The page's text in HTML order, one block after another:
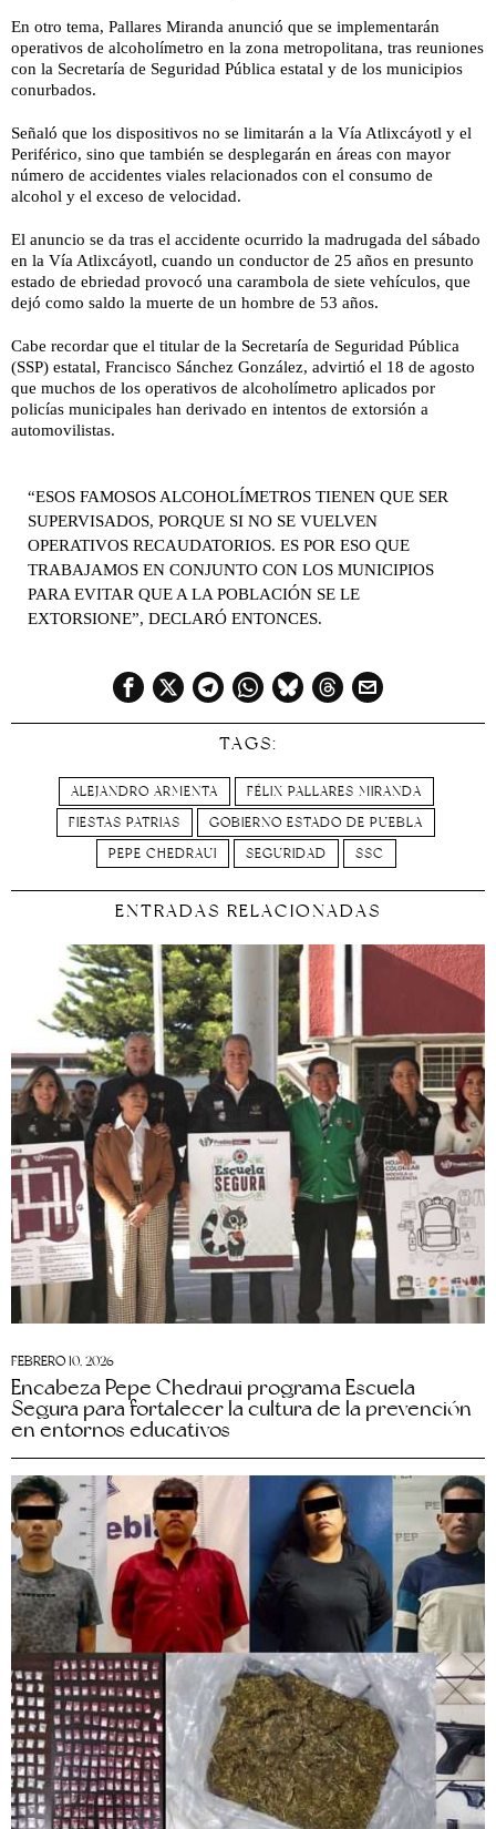
En otro tema, Pallares Miranda anunció que se implementarán
operativos de alcoholímetro en la zona metropolitana, tras reuniones
con la Secretaría de Seguridad Pública estatal y de los municipios
conurbados.
Señaló que los dispositivos no se limitarán a la Vía Atlixcáyotl y el
Periférico, sino que también se desplegarán en áreas con mayor
número de accidentes viales relacionados con el consumo de
alcohol y el exceso de velocidad.
El anuncio se da tras el accidente ocurrido la madrugada del sábado
en la Vía Atlixcáyotl, cuando un conductor de 25 años en presunto
estado de ebriedad provocó una carambola de siete vehículos, que
dejó como saldo la muerte de un hombre de 53 años.
Cabe recordar que el titular de la Secretaría de Seguridad Pública
(SSP) estatal, Francisco Sánchez González, advirtió el 18 de agosto
que muchos de los operativos de alcoholímetro aplicados por
policías municipales han derivado en intentos de extorsión a
automovilistas.
“ESOS FAMOSOS ALCOHOLÍMETROS TIENEN QUE SER
SUPERVISADOS, PORQUE SI NO SE VUELVEN
OPERATIVOS RECAUDATORIOS. ES POR ESO QUE
TRABAJAMOS EN CONJUNTO CON LOS MUNICIPIOS
PARA EVITAR QUE A LA POBLACIÓN SE LE
EXTORSIONE”, DECLARÓ ENTONCES.
TAGS:
ALEJANDRO ARMENTA
FÉLIX PALLARES MIRANDA
FIESTAS PATRIAS
GOBIERNO ESTADO DE PUEBLA
PEPE CHEDRAUI
SEGURIDAD SSC
ENTRADAS RELACIONADAS
FEBRERO 10, 2026
Encabeza Pepe Chedraui programa Escuela
Segura para fortalecer la cultura de la prevención
en entornos educativos